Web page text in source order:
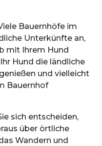
Bauernhöfe im
Unterkünfte an,
mit Ihrem Hund
Hund die ländliche
und vielleicht
Bauernhof
sich entscheiden,
über örtliche
Wandern und